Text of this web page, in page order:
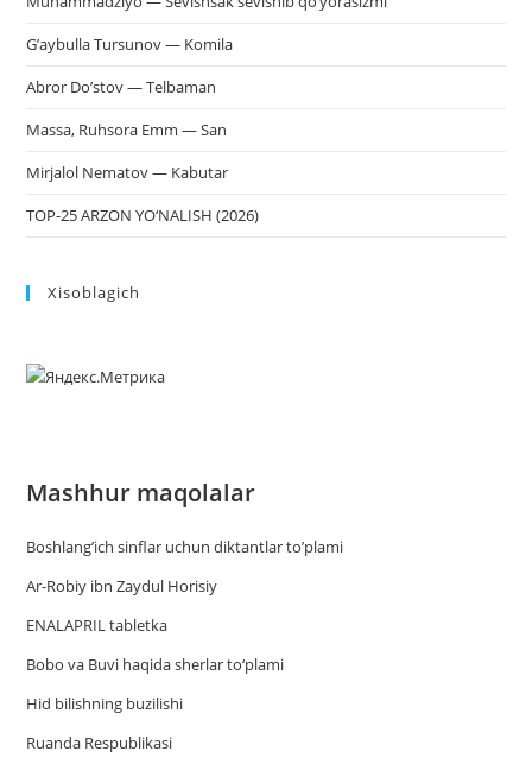
G’aybulla Tursunov — Komila
Abror Do’stov — Telbaman
Massa, Ruhsora Emm — San
Mirjalol Nematov — Kabutar
TOP-25 ARZON YO‘NALISH (2026)
Xisoblagich
Mashhur maqolalar
Boshlang’ich sinflar uchun diktantlar to’plami
Ar-Robiy ibn Zaydul Horisiy
ENALAPRIL tabletka
Bobo va Buvi haqida sherlar to‘plami
Hid bilishning buzilishi
Ruanda Respublikasi